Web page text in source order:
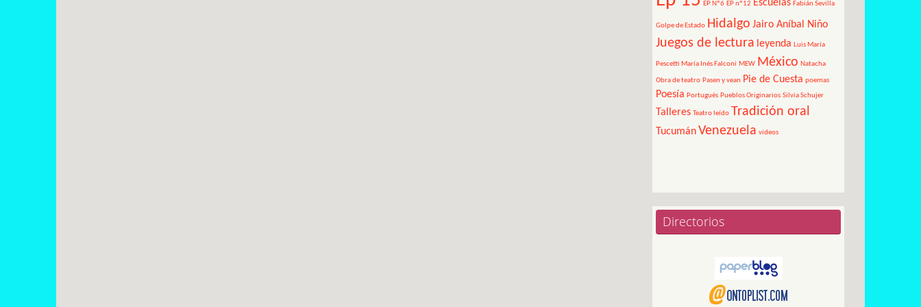
EP Nº6 EP nº12 Escuelas Fabián Sevilla
Golpe de Estado Hidalgo Jairo Aníbal Niño
Juegos de lectura leyenda Luis María
Pescetti María Inés Falconi MEW México Natacha
Obra de teatro Pasen y vean Pie de Cuesta poemas
Poesía Portugués Pueblos Originarios Silvia Schujer
Talleres Teatro leído Tradición oral
TucumánVenezuela videos
Directorios